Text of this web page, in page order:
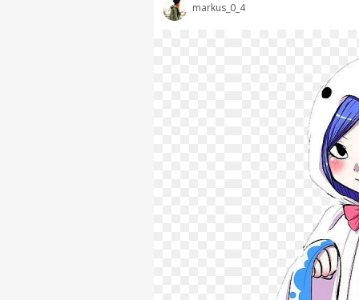
markus_0_4